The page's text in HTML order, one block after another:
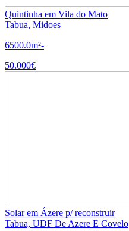
Quintinha em Vila do Mato
Tabua, Midoes
6500.0m²-
50.000€
Solar em Ázere p/ reconstruir
Tabua, UDF De Azere E Covelo